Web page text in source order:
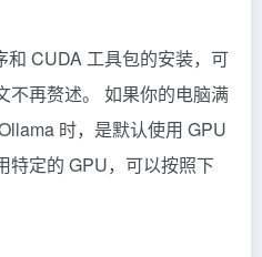
和 CUDA 工具包的安装，可
不再赘述。 如果你的电脑满
时，是默认使用 GPU
特定的 GPU，可以按照下